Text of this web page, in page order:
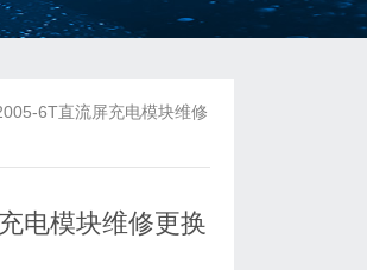
6T直流屏充电模块维修
电模块维修更换